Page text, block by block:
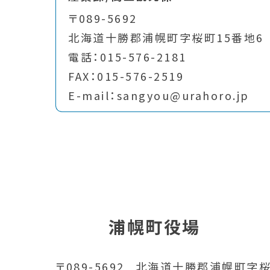
〒089-5692
北海道十勝郡浦幌町字桜町15番地6
電話：015-576-2181
FAX：015-576-2519
E-mail：sangyou@urahoro.jp
浦幌町役場
〒089-5692
北海道十勝郡浦幌町字